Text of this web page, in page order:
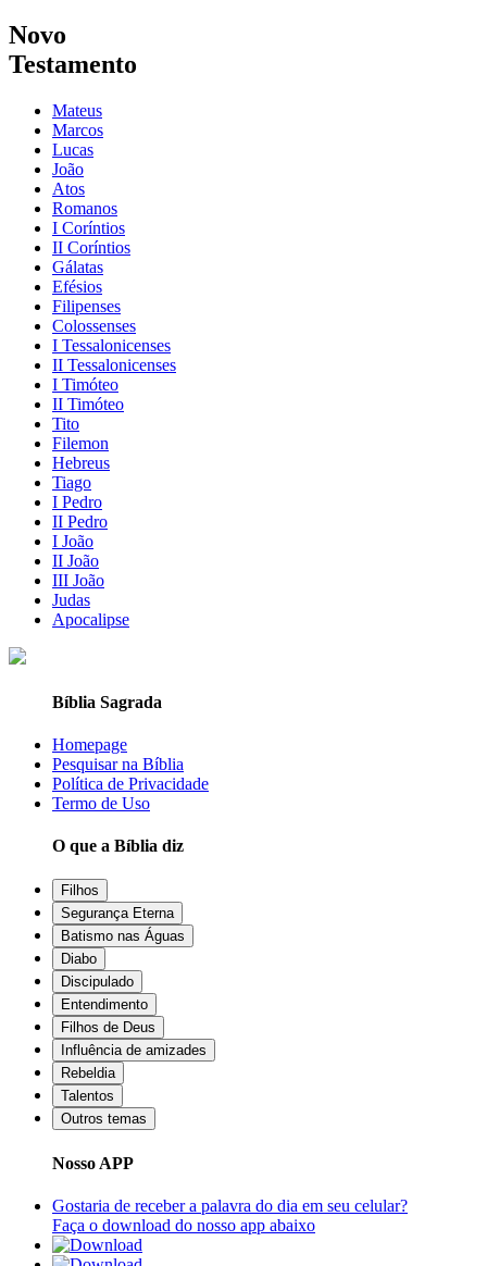
Novo
Testamento
Mateus
Marcos
Lucas
João
Atos
Romanos
I Coríntios
II Coríntios
Gálatas
Efésios
Filipenses
Colossenses
I Tessalonicenses
II Tessalonicenses
I Timóteo
II Timóteo
Tito
Filemon
Hebreus
Tiago
I Pedro
II Pedro
I João
II João
III João
Judas
Apocalipse
Bíblia Sagrada
Homepage
Pesquisar na Bíblia
Política de Privacidade
Termo de Uso
O que a Bíblia diz
Filhos
Segurança Eterna
Batismo nas Águas
Diabo
Discipulado
Entendimento
Filhos de Deus
Influência de amizades
Rebeldia
Talentos
Outros temas
Nosso APP
Gostaria de receber a palavra do dia em seu celular?
Faça o download do nosso app abaixo